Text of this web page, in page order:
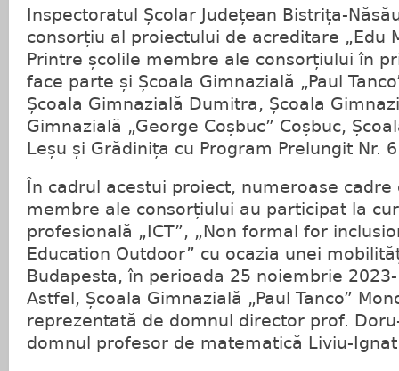
Inspectoratul Școlar Județean Bistrița-
consorțiu al proiectului de acreditare „Edu
Printre școlile membre ale consorțiului în
face parte și Școala Gimnazială „Paul
Școala Gimnazială Dumitra, Școala
Gimnazială „George Coșbuc” Coșbuc,
Leșu și Grădinița cu Program Prelungit Nr.
În cadrul acestui proiect, numeroase
membre ale consorțiului au participat la
profesională „ICT”, „Non formal for
Education Outdoor” cu ocazia unei
Budapesta, în perioada 25 noiembrie
Astfel, Școala Gimnazială „Paul Tanco”
reprezentată de domnul director prof.
domnul profesor de matematică Liviu-Ignat